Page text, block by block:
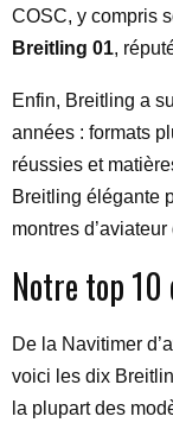
COSC, y compris
Breitling 01,
Enfin, Breitling a
années : formats
réussies et
Breitling élégante
montres d’aviateur
Notre top
De la Navitimer
voici les dix
la plupart des